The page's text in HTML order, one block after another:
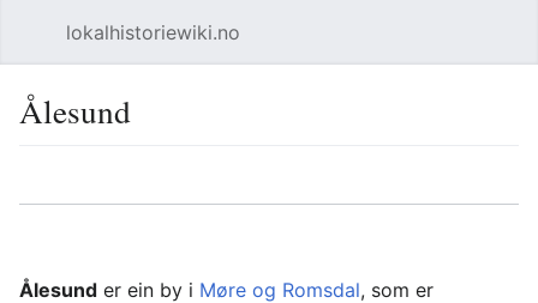
lokalhistoriewiki.no
Ålesund
Ålesund er ein by i Møre og Romsdal, som er